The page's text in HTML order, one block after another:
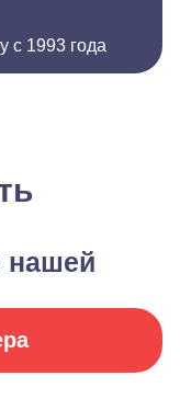
с 1993 года
нашей